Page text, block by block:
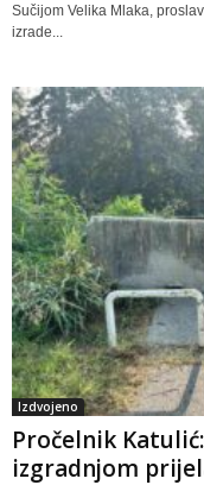
Sučijom Velika Mlaka,
izrade...
Izdvojeno
Pročelnik
izgradnjom